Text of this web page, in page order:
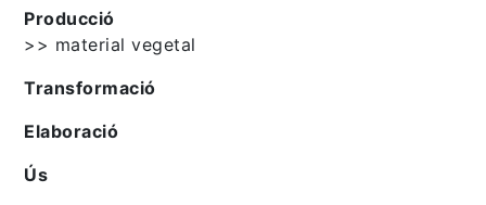
Producció
>> material vegetal
Transformació
Elaboració
Ús